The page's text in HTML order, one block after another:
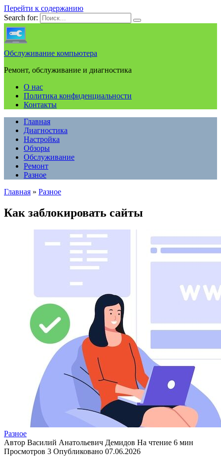
Перейти к содержанию
Search for:
Обслуживание компьютера
Ремонт, обслуживание и диагностика
О нас
Политика конфиденциальности
Контакты
Главная
Диагностика
Настройка
Обзоры
Обслуживание
Ремонт
Разное
Главная » Разное
Как заблокировать сайты
Разное
Автор Василий Анатольевич Демидов На чтение 6 мин
Просмотров 3 Опубликовано 07.06.2026